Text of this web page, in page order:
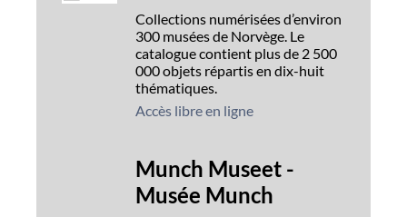
Collections numérisées d’environ
300 musées de Norvège. Le
catalogue contient plus de 2 500
000 objets répartis en dix-huit
thématiques.
Accès libre en ligne
Munch Museet -
Musée Munch